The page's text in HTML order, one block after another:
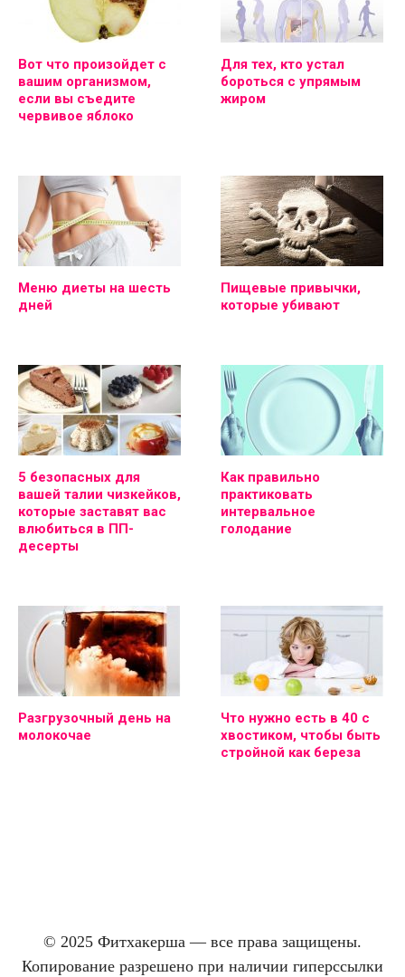
Вот что произойдет с
вашим организмом,
если вы съедите
червивое яблоко
Для тех, кто устал
бороться с упрямым
жиром
Меню диеты на шесть
дней
Пищевые привычки,
которые убивают
5 безопасных для
вашей талии чизкейков,
которые заставят вас
влюбиться в ПП-
десерты
Как правильно
практиковать
интервальное
голодание
Разгрузочный день на
молокочае
Что нужно есть в 40 с
хвостиком, чтобы быть
стройной как береза
© 2025 Фитхакерша — все права защищены.
Копирование разрешено при наличии гиперссылки